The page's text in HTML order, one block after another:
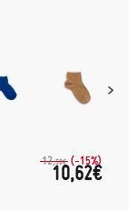
12,50€ (-15%)
10,62€